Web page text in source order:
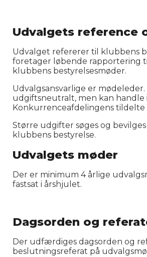
Udvalgets reference
Udvalget refererer til klubbens
foretager løbende rapportering
klubbens bestyrelsesmøder.
Udvalgsansvarlige er
udgiftsneutralt, men kan handle
Konkurrenceafdelingens
Større udgifter søges og
klubbens bestyrelse.
Udvalgets møder
Der er minimum 4 årlige
fastsat i årshjulet.
Dagsorden og
Der udfærdiges dagsorden og
beslutningsreferat på